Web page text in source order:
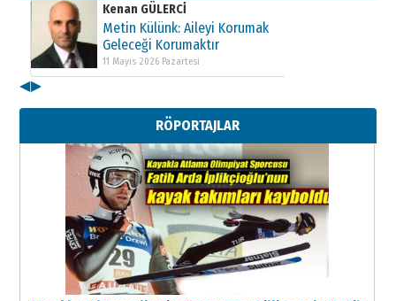
Kenan GÜLERCİ
Metin Külünk: Aileyi Korumak
Geleceği Korumaktır
11 Mayıs 2026 Pazartesi
Metin Külünk: Aileyi Korumak
Geleceği Korumaktır
11 Mayıs 2026 Pazartesi
◀▶
RÖPORTAJLAR